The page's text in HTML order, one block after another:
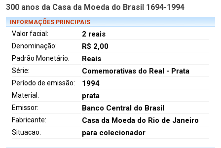
300 anos da Casa da Moeda do Brasil 1694-1994
INFORMAÇÕES PRINCIPAIS
Valor facial: 2 reais
Denominação: R$ 2,00
Padrão Monetário: Reais
Série: Comemorativas do Real - Prata
Período de emissão: 1994
Material: prata
Emissor: Banco Central do Brasil
Fabricante: Casa da Moeda do Rio de Janeiro
Situacao: para colecionador